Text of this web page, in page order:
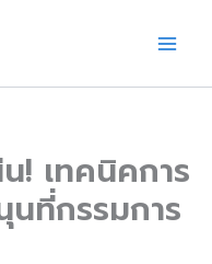
! เทคนิคการ
ที่กรรมการ